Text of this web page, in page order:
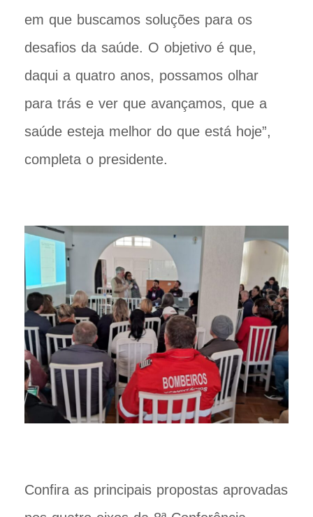
em que buscamos soluções para os
desafios da saúde. O objetivo é que,
daqui a quatro anos, possamos olhar
para trás e ver que avançamos, que a
saúde esteja melhor do que está hoje”,
completa o presidente.
Confira as principais propostas aprovadas